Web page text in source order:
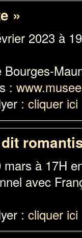
»
2023 à
Bourges-
:
:cliquer ici
à 17H
avec
:cliquer ici